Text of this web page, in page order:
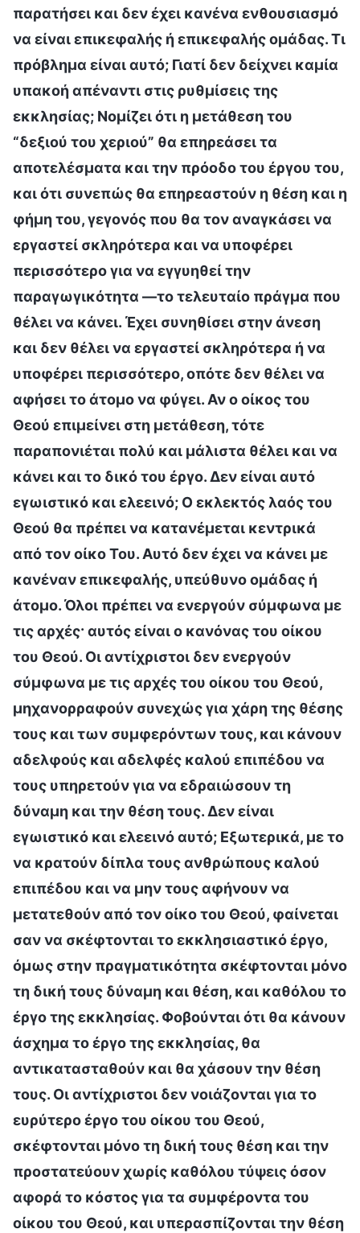
παρατήσει και δεν έχει κανένα ενθουσιασμό
να είναι επικεφαλής ή επικεφαλής ομάδας. Τι
πρόβλημα είναι αυτό; Γιατί δεν δείχνει καμία
υπακοή απέναντι στις ρυθμίσεις της
εκκλησίας; Νομίζει ότι η μετάθεση του
“δεξιού του χεριού” θα επηρεάσει τα
αποτελέσματα και την πρόοδο του έργου του,
και ότι συνεπώς θα επηρεαστούν η θέση και η
φήμη του, γεγονός που θα τον αναγκάσει να
εργαστεί σκληρότερα και να υποφέρει
περισσότερο για να εγγυηθεί την
παραγωγικότητα —το τελευταίο πράγμα που
θέλει να κάνει. Έχει συνηθίσει στην άνεση
και δεν θέλει να εργαστεί σκληρότερα ή να
υποφέρει περισσότερο, οπότε δεν θέλει να
αφήσει το άτομο να φύγει. Αν ο οίκος του
Θεού επιμείνει στη μετάθεση, τότε
παραπονιέται πολύ και μάλιστα θέλει και να
κάνει και το δικό του έργο. Δεν είναι αυτό
εγωιστικό και ελεεινό; Ο εκλεκτός λαός του
Θεού θα πρέπει να κατανέμεται κεντρικά
από τον οίκο Του. Αυτό δεν έχει να κάνει με
κανέναν επικεφαλής, υπεύθυνο ομάδας ή
άτομο. Όλοι πρέπει να ενεργούν σύμφωνα με
τις αρχές· αυτός είναι ο κανόνας του οίκου
του Θεού. Οι αντίχριστοι δεν ενεργούν
σύμφωνα με τις αρχές του οίκου του Θεού,
μηχανορραφούν συνεχώς για χάρη της θέσης
τους και των συμφερόντων τους, και κάνουν
αδελφούς και αδελφές καλού επιπέδου να
τους υπηρετούν για να εδραιώσουν τη
δύναμη και την θέση τους. Δεν είναι
εγωιστικό και ελεεινό αυτό; Εξωτερικά, με το
να κρατούν δίπλα τους ανθρώπους καλού
επιπέδου και να μην τους αφήνουν να
μετατεθούν από τον οίκο του Θεού, φαίνεται
σαν να σκέφτονται το εκκλησιαστικό έργο,
όμως στην πραγματικότητα σκέφτονται μόνο
τη δική τους δύναμη και θέση, και καθόλου το
έργο της εκκλησίας. Φοβούνται ότι θα κάνουν
άσχημα το έργο της εκκλησίας, θα
αντικατασταθούν και θα χάσουν την θέση
τους. Οι αντίχριστοι δεν νοιάζονται για το
ευρύτερο έργο του οίκου του Θεού,
σκέφτονται μόνο τη δική τους θέση και την
προστατεύουν χωρίς καθόλου τύψεις όσον
αφορά το κόστος για τα συμφέροντα του
οίκου του Θεού, και υπερασπίζονται την θέση